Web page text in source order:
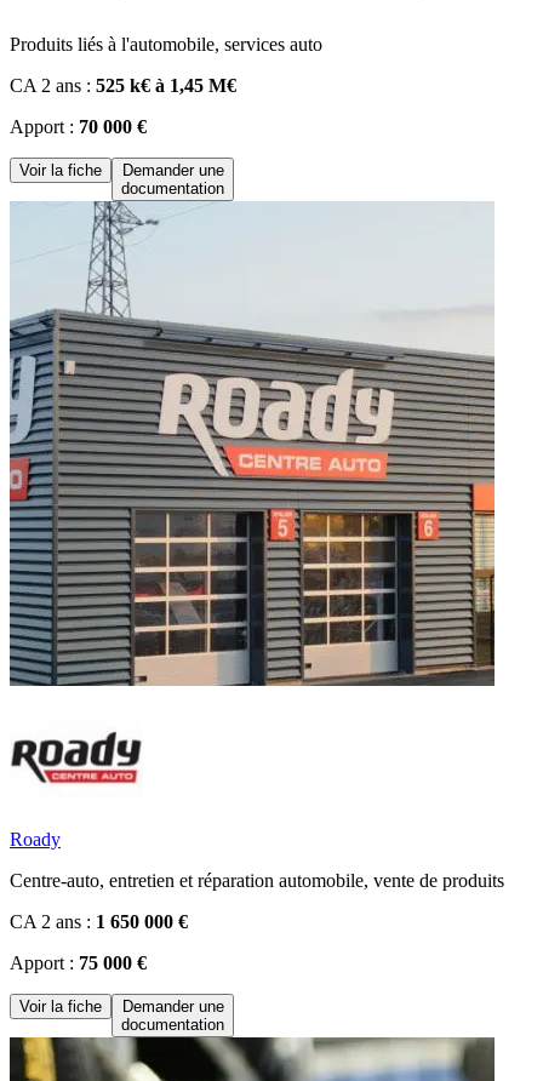
Produits liés à l'automobile, services auto
CA 2 ans : 525 k€ à 1,45 M€
Apport : 70 000 €
Voir la fiche
Demander une
documentation
Roady
Centre-auto, entretien et réparation automobile, vente de produits
CA 2 ans : 1 650 000 €
Apport : 75 000 €
Voir la fiche
Demander une
documentation